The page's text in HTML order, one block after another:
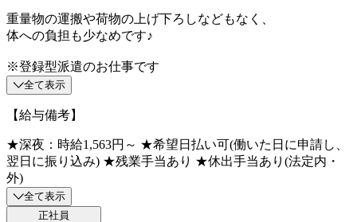
重量物の運搬や荷物の上げ下ろしなどもなく、
体への負担も少なめです♪
※登録型派遣のお仕事です
全て表示
【給与備考】
★深夜：時給1,563円～ ★希望日払い可(働いた日に申請し、
翌日に振り込み) ★残業手当あり ★休出手当あり(法定内・
外)
全て表示
正社員